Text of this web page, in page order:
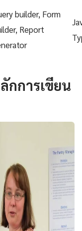
builder, Form
Report
กการเขียน